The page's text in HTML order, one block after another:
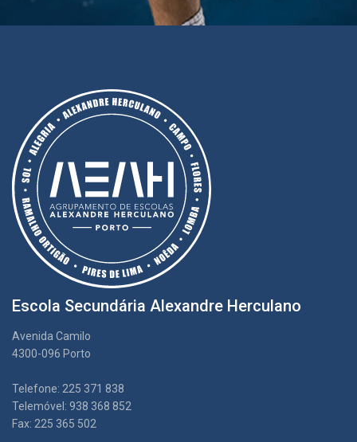
Escola Secundária Alexandre Herculano
Avenida Camilo
4300-096 Porto
Telefone: 225 371 838
Telemóvel: 938 368 852
Fax: 225 365 502